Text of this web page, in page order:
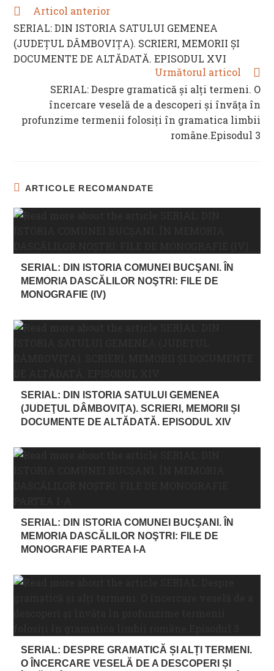
READ
ARTICLES
Articol anterior
SERIAL: DIN ISTORIA SATULUI GEMENEA
(JUDEŢUL DÂMBOVIŢA). SCRIERI, MEMORII ȘI
DOCUMENTE DE ALTĂDATĂ. EPISODUL XVI
Următorul articol
SERIAL: Despre gramatică și alți termeni. O
încercare veselă de a descoperi și învăța în
profunzime termenii folosiți în gramatica limbii
române.Episodul 3
ARTICOLE RECOMANDATE
SERIAL: DIN ISTORIA COMUNEI BUCŞANI. ÎN
MEMORIA DASCĂLILOR NOŞTRI: FILE DE
MONOGRAFIE (IV)
SERIAL: DIN ISTORIA SATULUI GEMENEA
(JUDEŢUL DÂMBOVIŢA). SCRIERI, MEMORII ȘI
DOCUMENTE DE ALTĂDATĂ. EPISODUL XIV
SERIAL: DIN ISTORIA COMUNEI BUCŞANI. ÎN
MEMORIA DASCĂLILOR NOŞTRI: FILE DE
MONOGRAFIE PARTEA I-A
SERIAL: DESPRE GRAMATICĂ ȘI ALȚI TERMENI.
O ÎNCERCARE VESELĂ DE A DESCOPERI ȘI